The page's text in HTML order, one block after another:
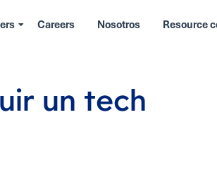
Careers Nosotros Resource
un tech